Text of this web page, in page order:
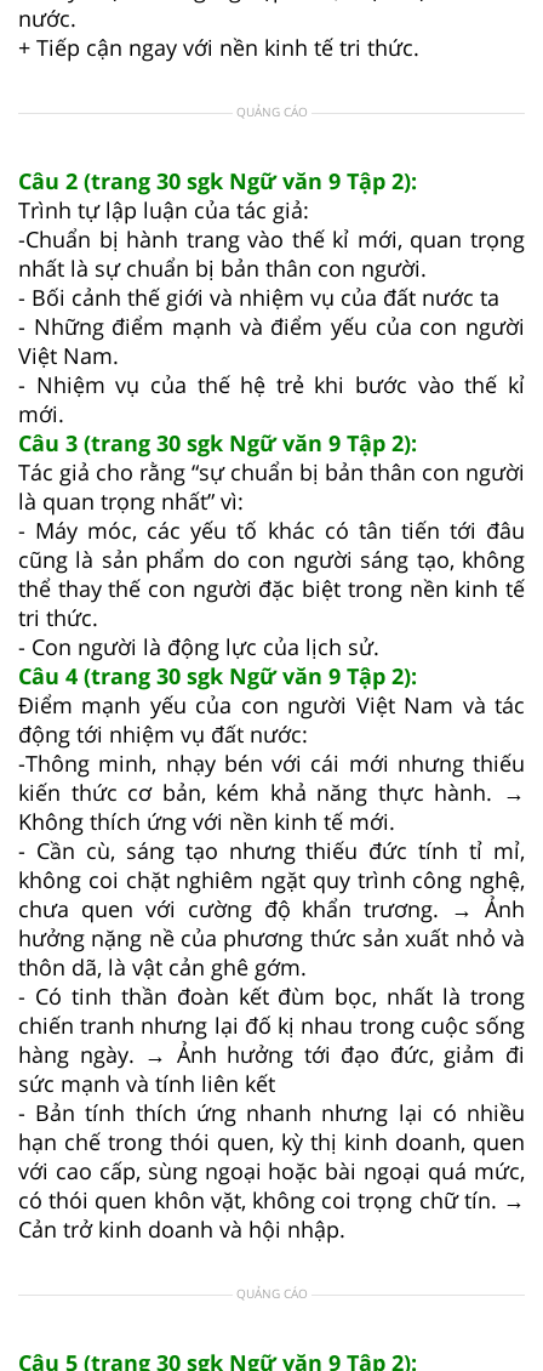
nước.
+ Tiếp cận ngay với nền kinh tế tri thức.
QUẢNG CÁO
Câu 2 (trang 30 sgk Ngữ văn 9 Tập 2):
Trình tự lập luận của tác giả:
-Chuẩn bị hành trang vào thế kỉ mới, quan trọng
nhất là sự chuẩn bị bản thân con người.
- Bối cảnh thế giới và nhiệm vụ của đất nước ta
- Những điểm mạnh và điểm yếu của con người
Việt Nam.
- Nhiệm vụ của thế hệ trẻ khi bước vào thế kỉ
mới.
Câu 3 (trang 30 sgk Ngữ văn 9 Tập 2):
Tác giả cho rằng “sự chuẩn bị bản thân con người
là quan trọng nhất” vì:
- Máy móc, các yếu tố khác có tân tiến tới đâu
cũng là sản phẩm do con người sáng tạo, không
thể thay thế con người đặc biệt trong nền kinh tế
tri thức.
- Con người là động lực của lịch sử.
Câu 4 (trang 30 sgk Ngữ văn 9 Tập 2):
Điểm mạnh yếu của con người Việt Nam và tác
động tới nhiệm vụ đất nước:
-Thông minh, nhạy bén với cái mới nhưng thiếu
kiến thức cơ bản, kém khả năng thực hành. →
Không thích ứng với nền kinh tế mới.
- Cần cù, sáng tạo nhưng thiếu đức tính tỉ mỉ,
không coi chặt nghiêm ngặt quy trình công nghệ,
chưa quen với cường độ khẩn trương. → Ảnh
hưởng nặng nề của phương thức sản xuất nhỏ và
thôn dã, là vật cản ghê gớm.
- Có tinh thần đoàn kết đùm bọc, nhất là trong
chiến tranh nhưng lại đố kị nhau trong cuộc sống
hàng ngày. → Ảnh hưởng tới đạo đức, giảm đi
sức mạnh và tính liên kết
- Bản tính thích ứng nhanh nhưng lại có nhiều
hạn chế trong thói quen, kỳ thị kinh doanh, quen
với cao cấp, sùng ngoại hoặc bài ngoại quá mức,
có thói quen khôn vặt, không coi trọng chữ tín. →
Cản trở kinh doanh và hội nhập.
QUẢNG CÁO
Câu 5 (trang 30 sgk Ngữ văn 9 Tập 2):